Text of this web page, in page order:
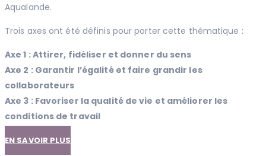
Aqualande.
Trois axes ont été définis pour porter cette thématique :
Axe 1 : Attirer, fidéliser et donner du sens
Axe 2 : Garantir l’égalité et faire grandir les
collaborateurs
Axe 3 : Favoriser la qualité de vie et améliorer les
conditions de travail
EN SAVOIR PLUS